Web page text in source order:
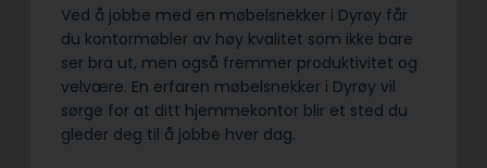
Ved å jobbe med en møbelsnekker i Dyrøy får
du kontormøbler av høy kvalitet som ikke bare
ser bra ut, men også fremmer produktivitet og
velvære. En erfaren møbelsnekker i Dyrøy vil
sørge for at ditt hjemmekontor blir et sted du
gleder deg til å jobbe hver dag.